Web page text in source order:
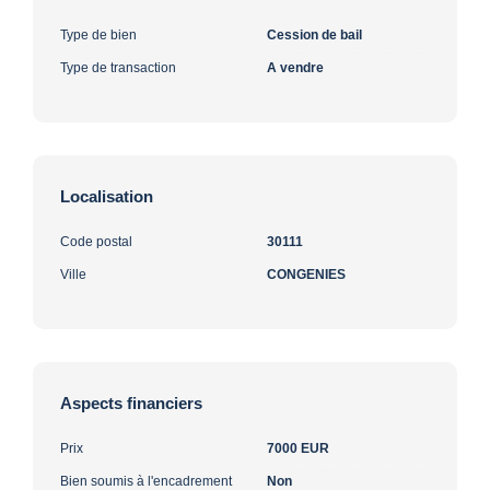
Type de bien Cession de bail
Type de transaction A vendre
Localisation
Code postal 30111
Ville CONGENIES
Aspects financiers
Prix 7000 EUR
Bien soumis à l'encadrement
Non